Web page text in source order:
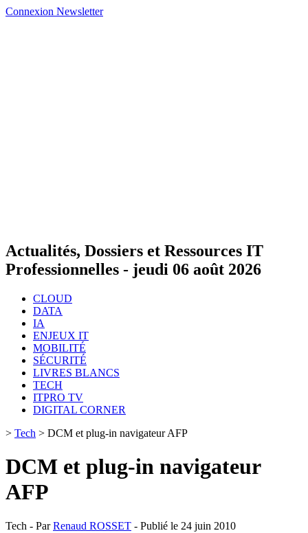
Connexion Newsletter
Actualités, Dossiers et Ressources IT
Professionnelles - jeudi 06 août 2026
CLOUD
DATA
IA
ENJEUX IT
MOBILITÉ
SÉCURITÉ
LIVRES BLANCS
TECH
ITPRO TV
DIGITAL CORNER
> Tech > DCM et plug-in navigateur AFP
DCM et plug-in navigateur
AFP
Tech - ParRenaud ROSSET - Publié le 24 juin 2010